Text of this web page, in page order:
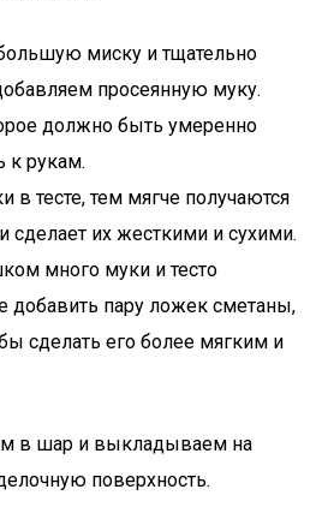
миску и тщательно
просеянную муку.
должно быть умеренно
к рукам.
тесте, тем мягче получаются
сделает их жесткими и сухими.
много муки и тесто
добавить пару ложек сметаны,
сделать его более мягким и
в шар и выкладываем на
поверхность.